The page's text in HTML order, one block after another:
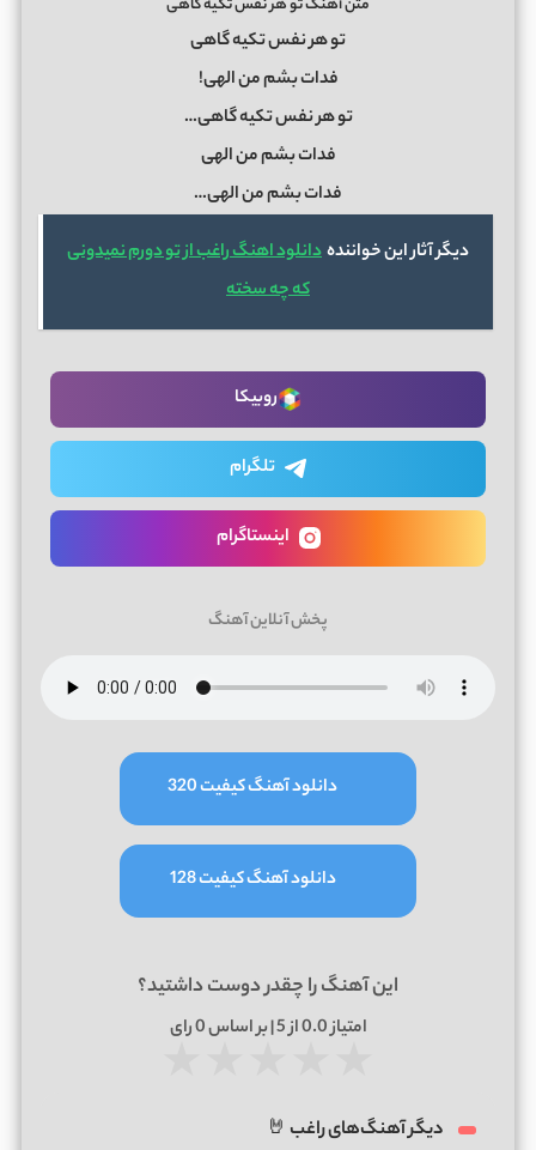
متن آهنگ تو هر نفس تکیه گاهی
تو هر نفس تکیه گاهی
فدات بشم من الهی!
تو هر نفس تکیه گاهی…
فدات بشم من الهی
فدات بشم من الهی…
دیگر آثار این خوانندهدانلود اهنگ راغب از تو دورم نمیدونی
که چه سخته
روبیکا
تلگرام
اینستاگرام
پخش آنلاین آهنگ
دانلود آهنگ کیفیت 320
دانلود آهنگ کیفیت 128
این آهنگ را چقدر دوست داشتید؟
امتیاز0.0از 5 | بر اساس 0رای
دیگر آهنگ‌های راغب 🤘